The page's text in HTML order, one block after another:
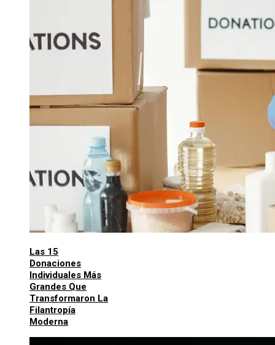
Las 15
Donaciones
Individuales Más
Grandes Que
Transformaron La
Filantropía
Moderna